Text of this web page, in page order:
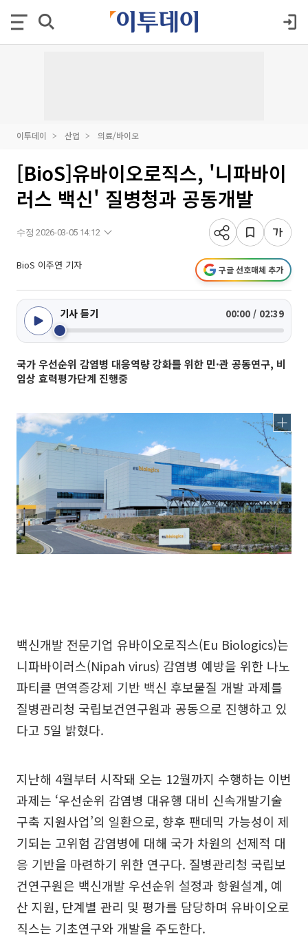
이투데이 산업 의료/바이오
[BioS]유바이오로직스, '니파바이
러스 백신' 질병청과 공동개발
수정 2026-03-05 14:12
BioS 이주연 기자 구글 선호매체 추가
기사 듣기 00:00 / 02:39
국가 우선순위 감염병 대응역량 강화를 위한 민·관 공동연구, 비
임상 효력평가단계 진행중
백신개발 전문기업 유바이오로직스(Eu Biologics)는
니파바이러스(Nipah virus) 감염병 예방을 위한 나노
파티클 면역증강제 기반 백신 후보물질 개발 과제를
질병관리청 국립보건연구원과 공동으로 진행하고 있
다고 5일 밝혔다.
지난해 4월부터 시작돼 오는 12월까지 수행하는 이번
과제는 ‘우선순위 감염병 대유행 대비 신속개발기술
구축 지원사업’의 일환으로, 향후 팬데믹 가능성이 제
기되는 고위험 감염병에 대해 국가 차원의 선제적 대
응 기반을 마련하기 위한 연구다. 질병관리청 국립보
건연구원은 백신개발 우선순위 설정과 항원설계, 예
산 지원, 단계별 관리 및 평가를 담당하며 유바이오로
직스는 기초연구와 개발을 주도한다.